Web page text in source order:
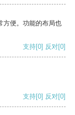
方便。功能的布局也
支持[0] 反对[0]
支持[0] 反对[0]